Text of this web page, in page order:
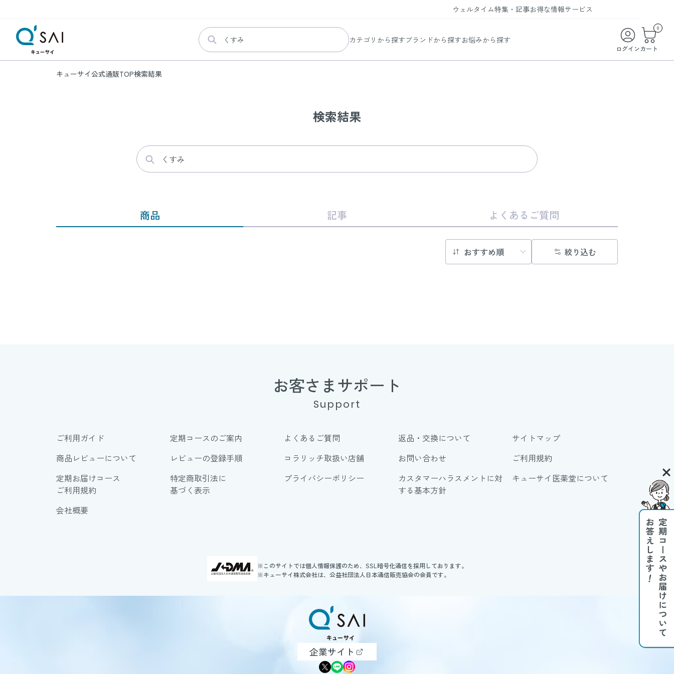
ログイン
0
カート
ウェルタイム
ビューティータイム
ヘルスケアタイム
特集・記事
WELMAG
お得な情報
WEB限定/期間限定キャンペーン
まとめ買い商品
サービス
メンバーシッププログラム
LINEお友達登録
カテゴリから探す
ヘルスケア
暮らしの雑貨
ブランドから探す
ケール青汁
お悩みから探す
キューサイ公式通販TOP検索結果
検索結果
商品 記事 よくあるご質問
絞り込む
お客さまサポート
Support
ご利用ガイド
ご利用規約
定期コースのご案内
定期お届けコース
ご利用規約
よくあるご質問
特定商取引法に
基づく表示
返品・交換について
プライバシーポリシー
サイトマップ
カスタマーハラスメントに対
する基本方針
商品レビューについて
レビューの登録手順
キューサイ医薬堂について
コラリッチ取扱い店舗
会社概要
お問い合わせ
※このサイトでは個人情報保護のため、SSL暗号化通信を採用しております。
※キューサイ株式会社は、公益社団法人日本通信販売協会の会員です。
企業サイト